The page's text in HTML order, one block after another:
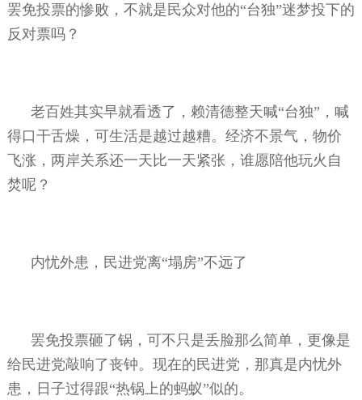
罢免投票的惨败，不就是民众对他的“台独”迷梦投下的
反对票吗？
老百姓其实早就看透了，赖清德整天喊“台独”，喊
得口干舌燥，可生活是越过越糟。经济不景气，物价
飞涨，两岸关系还一天比一天紧张，谁愿陪他玩火自
焚呢？
内忧外患，民进党离“塌房”不远了
罢免投票砸了锅，可不只是丢脸那么简单，更像是
给民进党敲响了丧钟。现在的民进党，那真是内忧外
患，日子过得跟“热锅上的蚂蚁”似的。